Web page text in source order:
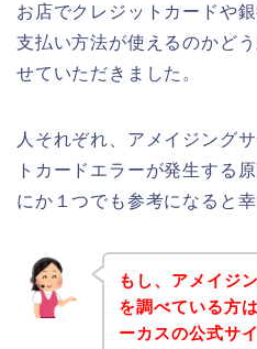
お店でクレジットカードや
支払い方法が使えるのかど
せていただきました。
人それぞれ、アメイジング
トカードエラーが発生する
にか１つでも参考になると幸
もし、アメイジ
を調べている方
ーカスの公式サ